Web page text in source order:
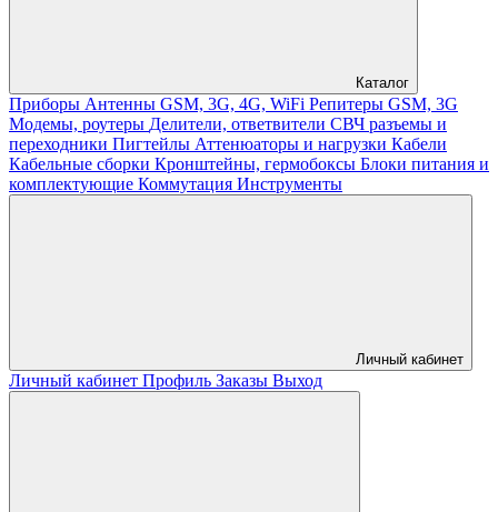
Каталог
Приборы Антенны GSM, 3G, 4G, WiFi Репитеры GSM, 3G
Модемы, роутеры Делители, ответвители СВЧ разъемы и
переходники Пигтейлы Аттенюаторы и нагрузки Кабели
Кабельные сборки Кронштейны, гермобоксы Блоки питания и
комплектующие Коммутация Инструменты
Личный кабинет
Личный кабинет Профиль Заказы Выход